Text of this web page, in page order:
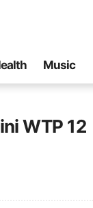
Music
WTP 12